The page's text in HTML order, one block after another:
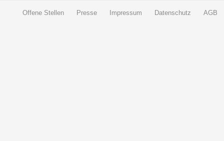
Offene Stellen Presse Impressum Datenschutz AGB